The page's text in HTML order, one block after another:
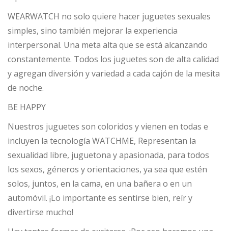
WEARWATCH no solo quiere hacer juguetes sexuales
simples, sino también mejorar la experiencia
interpersonal. Una meta alta que se está alcanzando
constantemente. Todos los juguetes son de alta calidad
y agregan diversión y variedad a cada cajón de la mesita
de noche.
BE HAPPY
Nuestros juguetes son coloridos y vienen en todas e
incluyen la tecnología WATCHME, Representan la
sexualidad libre, juguetona y apasionada, para todos
los sexos, géneros y orientaciones, ya sea que estén
solos, juntos, en la cama, en una bañera o en un
automóvil. ¡Lo importante es sentirse bien, reír y
divertirse mucho!